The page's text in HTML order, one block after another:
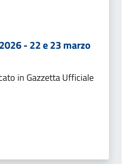
- 22 e 23 marzo
in Gazzetta Ufficiale